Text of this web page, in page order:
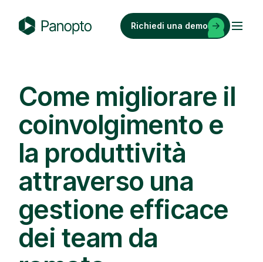
o
p
o
Richiedi una demo
Come migliorare il
coinvolgimento e
la produttività
attraverso una
gestione efficace
dei team da